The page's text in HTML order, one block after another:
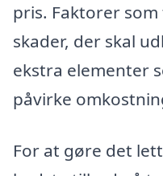
pris. Faktorer
skader, der skal
ekstra elementer
påvirke
For at gøre det